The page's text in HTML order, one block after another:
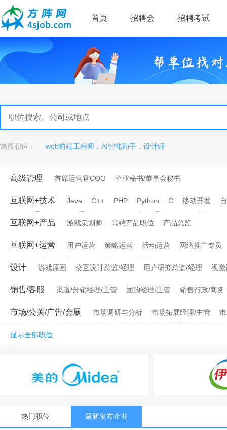
首页 招聘会 招聘考试
热搜职位： web前端工程师，AI智能助手，设计师
高级管理 首席运营官COO 企业秘书/董事会秘书
互联网+技术 Java C++ PHP Python C 移动开发
互联网+产品 游戏策划师 高端产品职位 产品总监
互联网+运营 用户运营 策略运营 活动运营
网络推广专员
设计 游戏原画 交互设计总监/经理 用户研究总监/经理 视觉
销售/客服 渠道/分销经理/主管 团购经理/主管
销售行政/商务
市场/公关/广告/会展 市场调研与分析 市场拓展经理/主管
显示全部职位
热门职位 最新发布企业